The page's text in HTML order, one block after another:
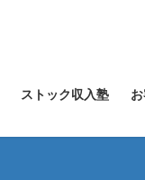
ストック収入塾